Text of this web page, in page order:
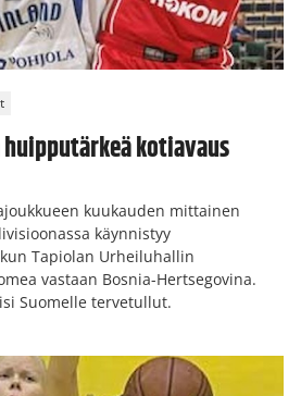
kotiavaus
kuukauden mittainen
käynnistyy
Tapiolan Urheiluhallin
vastaan Bosnia-Hertsegovina.
Suomelle tervetullut.